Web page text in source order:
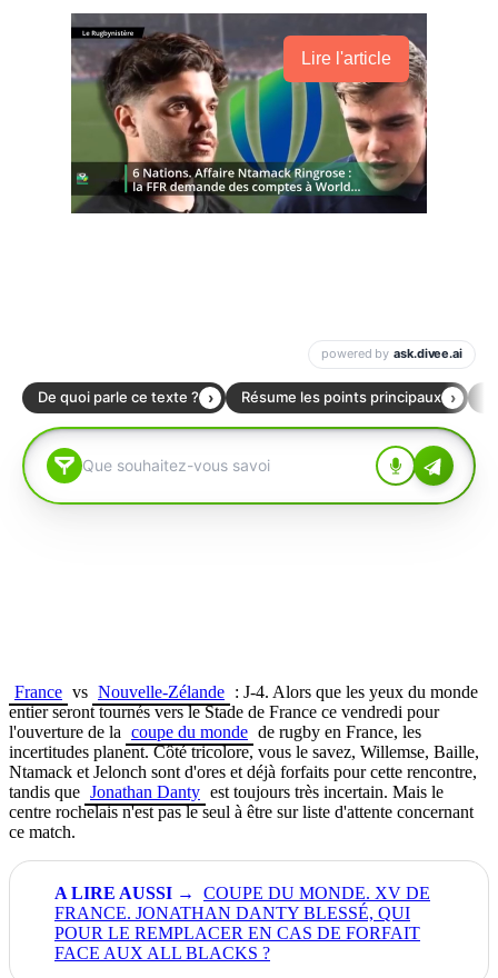
Lire l'article
France vs Nouvelle-Zélande : J-4. Alors que les yeux du monde
entier seront tournés vers le Stade de France ce vendredi pour
l'ouverture de la coupe du monde de rugby en France, les
incertitudes planent. Côté tricolore, vous le savez, Willemse, Baille,
Ntamack et Jelonch sont d'ores et déjà forfaits pour cette rencontre,
tandis que Jonathan Danty est toujours très incertain. Mais le
centre rochelais n'est pas le seul à être sur liste d'attente concernant
ce match.
COUPE DU MONDE. XV DE
FRANCE. JONATHAN DANTY BLESSÉ, QUI
POUR LE REMPLACER EN CAS DE FORFAIT
FACE AUX ALL BLACKS ?